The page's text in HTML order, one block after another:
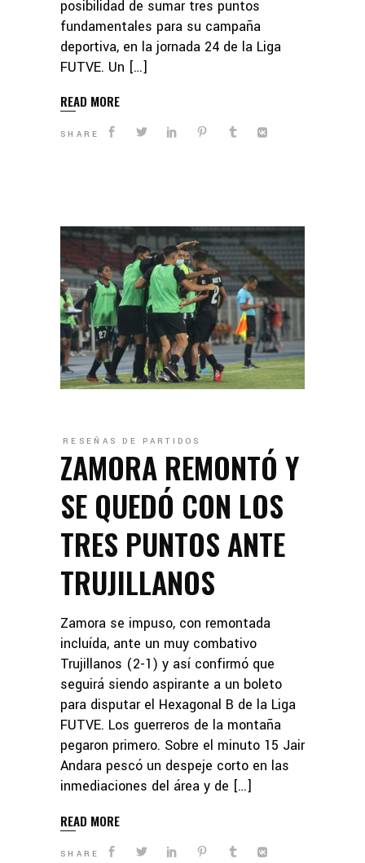
posibilidad de sumar tres puntos
fundamentales para su campaña
deportiva, en la jornada 24 de la Liga
FUTVE. Un […]
READ MORE
SHARE
RESEÑAS DE PARTIDOS
ZAMORA REMONTÓ Y
SE QUEDÓ CON LOS
TRES PUNTOS ANTE
TRUJILLANOS
Zamora se impuso, con remontada
incluída, ante un muy combativo
Trujillanos (2-1) y así confirmó que
seguirá siendo aspirante a un boleto
para disputar el Hexagonal B de la Liga
FUTVE. Los guerreros de la montaña
pegaron primero. Sobre el minuto 15 Jair
Andara pescó un despeje corto en las
inmediaciones del área y de […]
READ MORE
SHARE